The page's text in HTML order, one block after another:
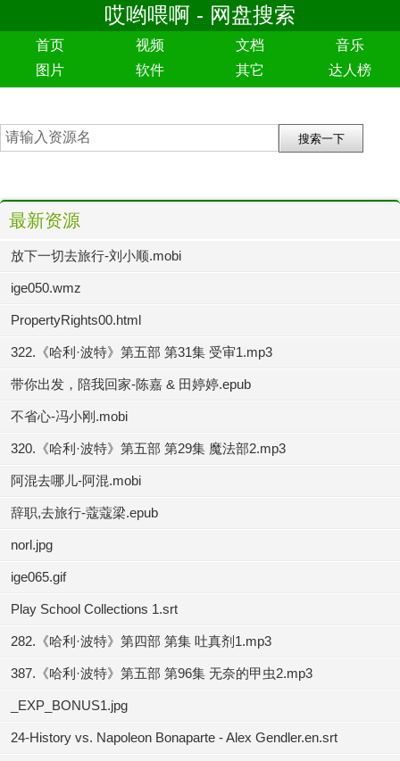
哎哟喂啊 - 网盘搜索
首页 视频 文档
音乐
图片
软件 其它 达人榜
最新资源
放下一切去旅行-刘小顺.mobi
ige050.wmz
PropertyRights00.html
322.《哈利·波特》第五部 第31集 受审1.mp3
带你出发，陪我回家-陈嘉 & 田婷婷.epub
不省心-冯小刚.mobi
320.《哈利·波特》第五部 第29集 魔法部2.mp3
阿混去哪儿-阿混.mobi
辞职,去旅行-蔻蔻梁.epub
norl.jpg
ige065.gif
Play School Collections 1.srt
282.《哈利·波特》第四部 第集 吐真剂1.mp3
387.《哈利·波特》第五部 第96集 无奈的甲虫2.mp3
_EXP_BONUS1.jpg
24-History vs. Napoleon Bonaparte - Alex Gendler.en.srt